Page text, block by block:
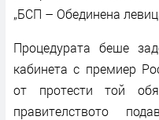
„БСП – Обединена
Процедурата беше
кабинета с премиер
от протести той
правителството